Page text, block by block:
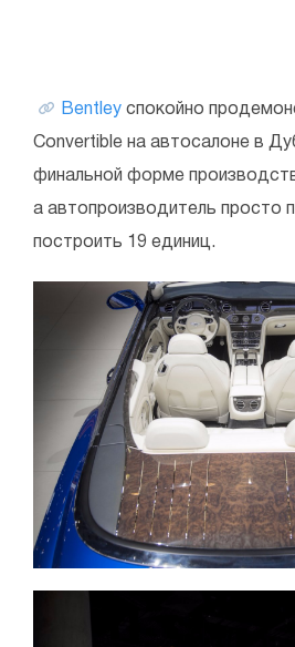
Bentley спокойно
Convertible на автосалоне в
финальной форме
а автопроизводитель просто
построить 19 единиц.